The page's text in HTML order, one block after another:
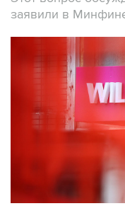
заявили в